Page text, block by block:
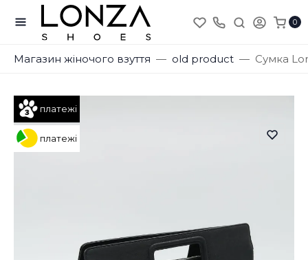
0
Магазин жіночого взуття old product Сумка
платежі
платежі